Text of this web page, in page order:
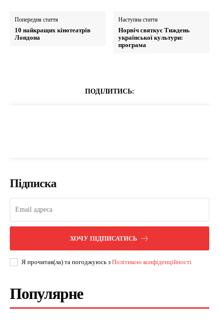
Попередня стаття
10 найкращих кінотеатрів
Лондона
Наступна стаття
Норвіч святкує Тиждень
української культури:
програма
ПОДІЛИТИСЬ:
Підписка
ХОЧУ ПІДПИСАТИСЬ
Я прочитав(ла) та погоджуюсь з Політикою конфіденційності
Популярне